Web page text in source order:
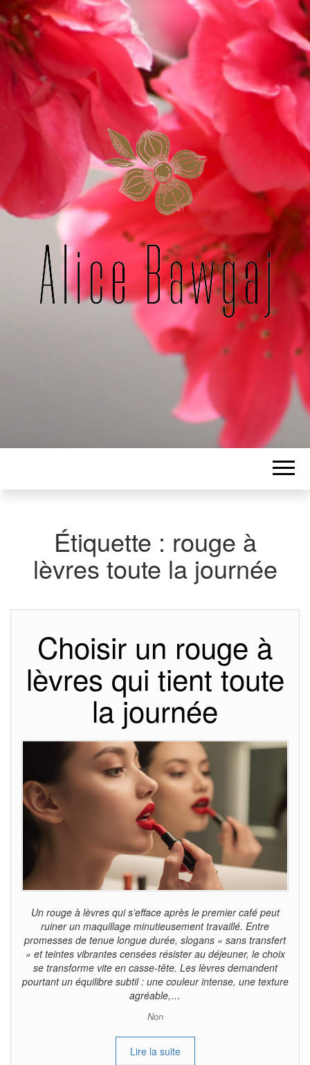
ALICE
BAWGAJ
Les petits mots d'Alice
Étiquette : rouge à
lèvres toute la journée
Choisir un rouge à
lèvres qui tient toute
la journée
Un rouge à lèvres qui s’efface après le premier café peut
ruiner un maquillage minutieusement travaillé. Entre
promesses de tenue longue durée, slogans « sans transfert
» et teintes vibrantes censées résister au déjeuner, le choix
se transforme vite en casse-tête. Les lèvres demandent
pourtant un équilibre subtil : une couleur intense, une texture
agréable,…
Non
Lire la suite